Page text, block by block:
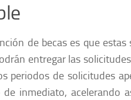
de becas es que
entregar las
periodos de solicitudes
inmediato, acelerando